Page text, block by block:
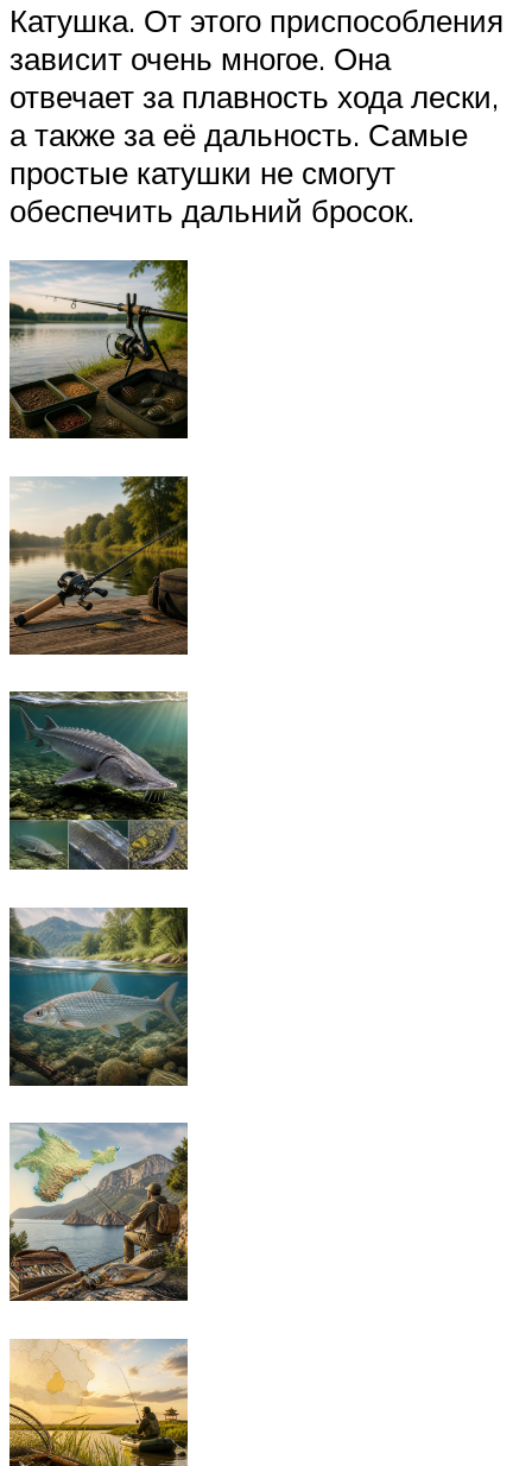
Катушка. От этого приспособления
зависит очень многое. Она
отвечает за плавность хода лески,
а также за её дальность. Самые
простые катушки не смогут
обеспечить дальний бросок.